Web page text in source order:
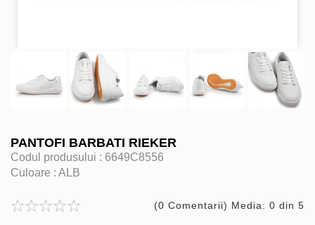
PANTOFI BARBATI RIEKER
Codul produsului : 6649C8556
Culoare : ALB
(0 Comentarii) Media: 0 din 5